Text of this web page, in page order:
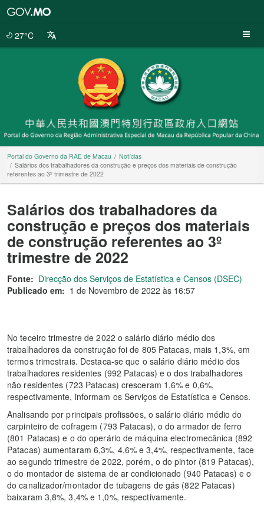
27°C
Portal do Governo da RAE de Macau
Notícias
Salários dos trabalhadores da construção e preços dos materiais de construção
referentes ao 3º trimestre de 2022
Salários dos trabalhadores da
construção e preços dos materiais
de construção referentes ao 3º
trimestre de 2022
Fonte: Direcção dos Serviços de Estatística e Censos (DSEC)
Publicado em: 1 de Novembro de 2022 às 16:57
No teceiro trimestre de 2022 o salário diário médio dos
trabalhadores da construção foi de 805 Patacas, mais 1,3%, em
termos trimestrais. Destaca-se que o salário diário médio dos
trabalhadores residentes (992 Patacas) e o dos trabalhadores
não residentes (723 Patacas) cresceram 1,6% e 0,6%,
respectivamente, informam os Serviços de Estatística e Censos.
Analisando por principais profissões, o salário diário médio do
carpinteiro de cofragem (793 Patacas), o do armador de ferro
(801 Patacas) e o do operário de máquina electromecânica (892
Patacas) aumentaram 6,3%, 4,6% e 3,4%, respectivamente, face
ao segundo trimestre de 2022, porém, o do pintor (819 Patacas),
o do montador de sistema de ar condicionado (940 Patacas) e o
do canalizador/montador de tubagens de gás (822 Patacas)
baixaram 3,8%, 3,4% e 1,0%, respectivamente.